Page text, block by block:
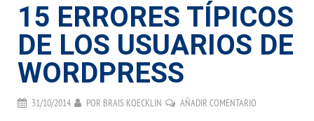
15 ERRORES TÍPICOS
DE LOS USUARIOS DE
WORDPRESS
31/10/2014 POR BRAIS KOECKLIN AÑADIR COMENTARIO